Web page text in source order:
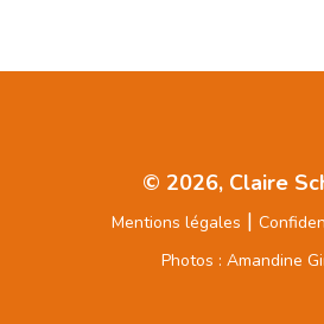
© 2026, Claire
Mentions légales |
Photos : Amandine